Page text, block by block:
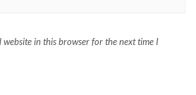
website in this browser for the next time I